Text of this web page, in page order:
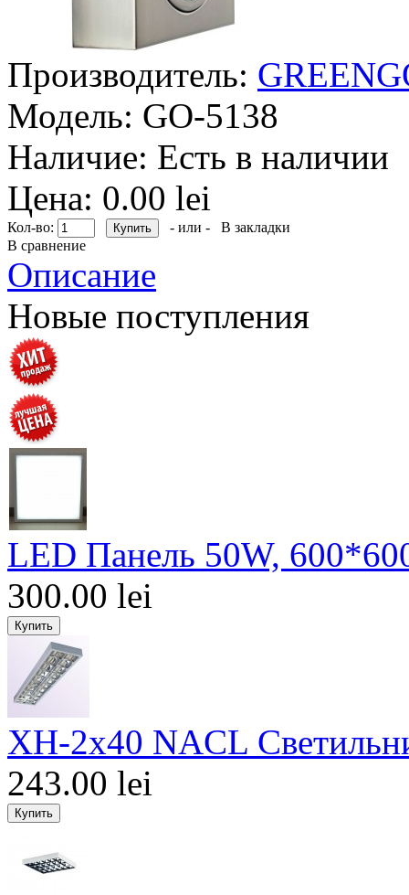
Производитель:
Модель: GO-5138
Наличие: Есть в наличии
Цена: 0.00 lei
Кол-во: - или -
В закладки
В сравнение
Описание
Новые поступления
LED Панель 50W,
300.00 lei
XH-2x40 NACL
243.00 lei